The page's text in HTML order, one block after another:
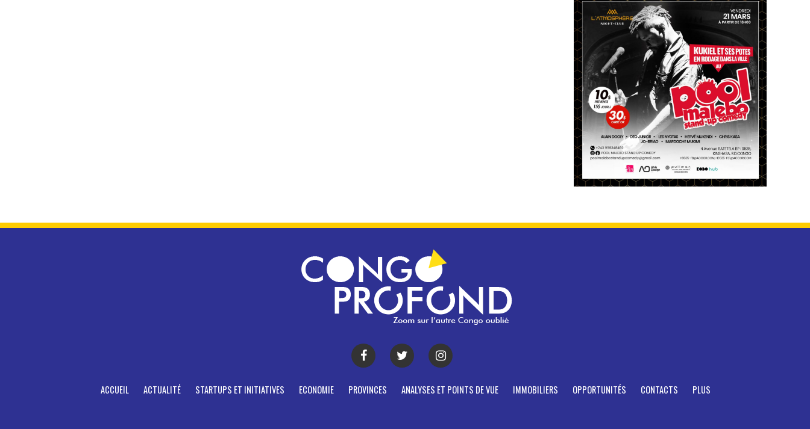
ACCUEIL ACTUALITÉ STARTUPS ET INITIATIVES ECONOMIE PROVINCES ANALYSES ET POINTS DE VUE IMMOBILIERS OPPORTUNITÉS CONTACTS PLUS